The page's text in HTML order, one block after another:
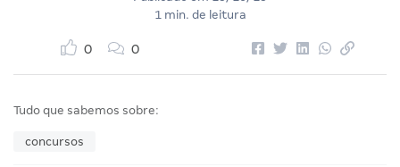
1 min. de leitura
0 0
Tudo que sabemos sobre:
concursos